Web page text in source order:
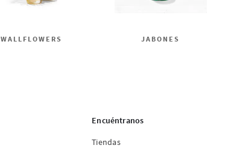
WALLFLOWERS JABONES
Encuéntranos
Tiendas